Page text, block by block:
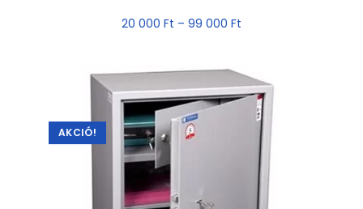
20 000 Ft – 99 000 Ft
AKCIÓ!